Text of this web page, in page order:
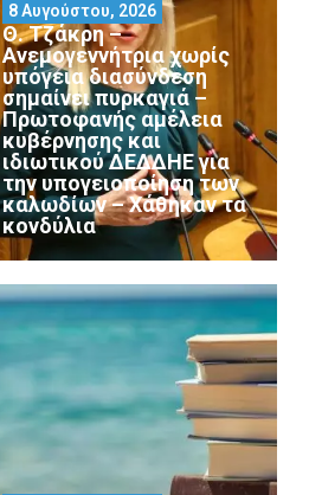
Θ. Τζάκρη –
Ανεμογεννήτρια χωρίς
υπόγεια διασύνδεση
σημαίνει πυρκαγιά –
Πρωτοφανής αμέλεια
κυβέρνησης και
ιδιωτικού ΔΕΔΔΗΕ για
την υπογειοποίηση των
καλωδίων – Χάθηκαν τα
κονδύλια
8 Αυγούστου, 2026